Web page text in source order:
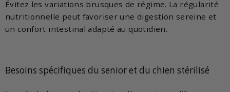
Évitez les variations brusques de régime. La régularité
nutritionnelle peut favoriser une digestion sereine et
un confort intestinal adapté au quotidien.
Besoins spécifiques du senior et du chien stérilisé